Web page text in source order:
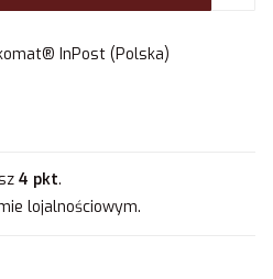
InPost (Polska)
4 pkt.
lojalnościowym.